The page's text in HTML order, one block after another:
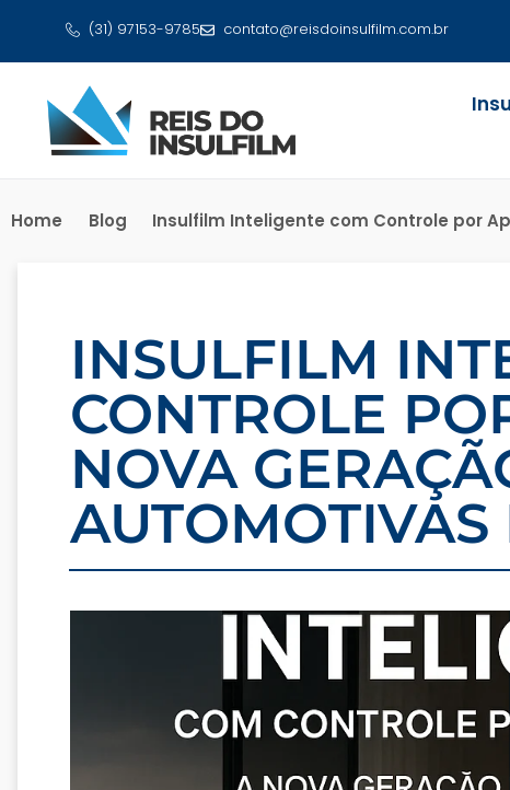
(31) 97153-9785 contato@reisdoinsulfilm.com.br
Home Blog Insulfilm Inteligente com Controle por
INSULFILM
CONTROLE
NOVA
AUTOMOTIVAS